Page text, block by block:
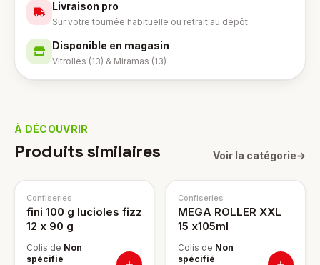
Livraison pro
Sur votre tournée habituelle ou retrait au dépôt.
Disponible en magasin
Vitrolles (13) & Miramas (13)
À DÉCOUVRIR
Produits similaires Voir la catégorie→
Confiseries
fini 100 g lucioles fizz
12 x 90 g
Colis de Non
spécifié
Confiseries
MEGA ROLLER XXL
15 x105ml
Colis de Non
spécifié